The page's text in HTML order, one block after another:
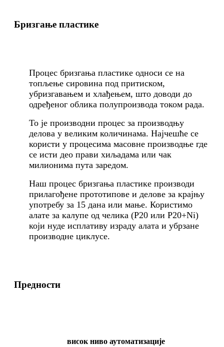
Бризгање пластике
Процес бризгања пластике односи се на
топљење сировина под притиском,
убризгавањем и хлађењем, што доводи до
одређеног облика полупроизвода током рада.
То је производни процес за производњу
делова у великим количинама. Најчешће се
користи у процесима масовне производње где
се исти део прави хиљадама или чак
милионима пута заредом.
Наш процес бризгања пластике производи
прилагођене прототипове и делове за крајњу
употребу за 15 дана или мање. Користимо
алате за калупе од челика (P20 или P20+Ni)
који нуде исплативу израду алата и убрзане
производне циклусе.
Предности
висок ниво аутоматизације